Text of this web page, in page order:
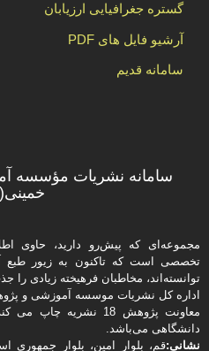
گستره جغرافیایی ارزیابان
آرشیو فایل های PDF
سامانه قدیم
سامانه نشریات مؤسسه
مجموعه‌ای که پیش‌رو دارید،‌ حاوی
تخصصی است که تاکنون به زیور
توانسته‌اند، مخاطبان فرهیخته‌ زیادی را
اداره كل نشریات موسسه آموزشی و
معاونت پژوهش 18
دانشگاهی می‌باشد.
نشانی:قم، بلوار امین، بلوار